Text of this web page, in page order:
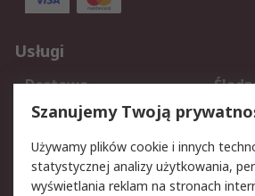
Usługi
Dostawa
Reklamacje i zwroty
Aspekty prawne
Szanujemy Twoją
Używamy plików cookie i innych
statystycznej analizy użytkowania,
wyświetlania reklam na stronach